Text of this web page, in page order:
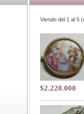
Viendo del 1 al 5
$2.220.000